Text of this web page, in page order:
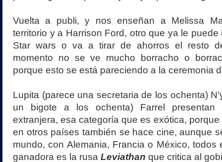
Vuelta a publi, y nos enseñan a Melissa
territorio y a Harrison Ford, otro que ya le
Star wars o va a tirar de ahorros el resto
momento no se ve mucho borracho o
porque esto se está pareciendo a la ceremonia
Lupita (parece una secretaria de los ochenta)
un bigote a los ochenta) Farrel presentan
extranjera, esa categoría que es exótica,
en otros países también se hace cine, aunque
mundo, con Alemania, Francia o México, todos
ganadora es la rusa Leviathan que critica al